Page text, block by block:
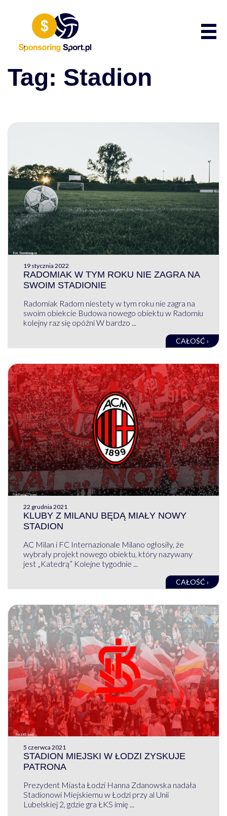
Tag: Stadion
19 stycznia 2022
RADOMIAK W TYM ROKU NIE ZAGRA NA
SWOIM STADIONIE
Radomiak Radom niestety w tym roku nie zagra na
swoim obiekcie Budowa nowego obiektu w Radomiu
kolejny raz się opóźni W bardzo ...
CAŁOŚĆ ›
22 grudnia 2021
KLUBY Z MILANU BĘDĄ MIAŁY NOWY
STADION
AC Milan i FC Internazionale Milano ogłosiły, że
wybrały projekt nowego obiektu, który nazywany
jest „Katedrą” Kolejne tygodnie ...
CAŁOŚĆ ›
5 czerwca 2021
STADION MIEJSKI W ŁODZI ZYSKUJE
PATRONA
Prezydent Miasta Łodzi Hanna Zdanowska nadała
Stadionowi Miejskiemu w Łodzi przy al Unii
Lubelskiej 2, gdzie gra ŁKS imię ...